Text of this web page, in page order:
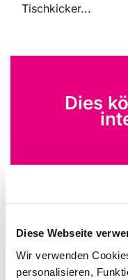
Diese Webseite
Wir verwenden
personalisieren,
Tischkicker...
Dies